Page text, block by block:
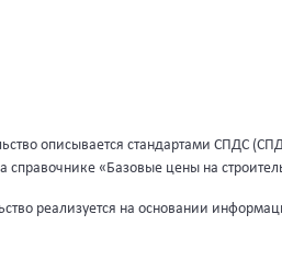
описывается стандартами СПДС
«Базовые цены на
реализуется на основании